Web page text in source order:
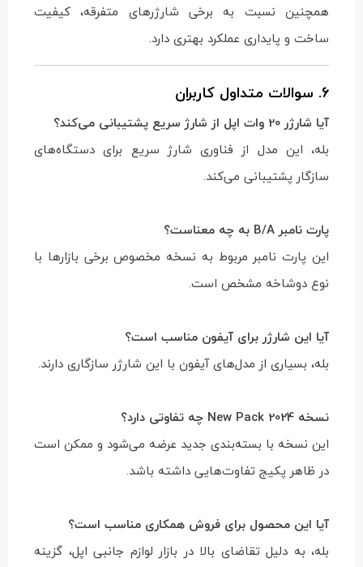
همچنین نسبت به برخی شارژرهای متفرقه، کیفیت
ساخت و پایداری عملکرد بهتری دارد.
6. سوالات متداول کاربران
آیا شارژر 20 وات اپل از شارژ سریع پشتیبانی می‌کند؟
بله، این مدل از فناوری شارژ سریع برای دستگاه‌های
سازگار پشتیبانی می‌کند.
پارت نامبر B/A به چه معناست؟
این پارت نامبر مربوط به نسخه مخصوص برخی بازارها با
نوع دوشاخه مشخص است.
آیا این شارژر برای آیفون مناسب است؟
بله، بسیاری از مدل‌های آیفون با این شارژر سازگاری دارند.
نسخه New Pack 2024 چه تفاوتی دارد؟
این نسخه با بسته‌بندی جدید عرضه می‌شود و ممکن است
در ظاهر پکیج تفاوت‌هایی داشته باشد.
آیا این محصول برای فروش همکاری مناسب است؟
بله، به دلیل تقاضای بالا در بازار لوازم جانبی اپل، گزینه